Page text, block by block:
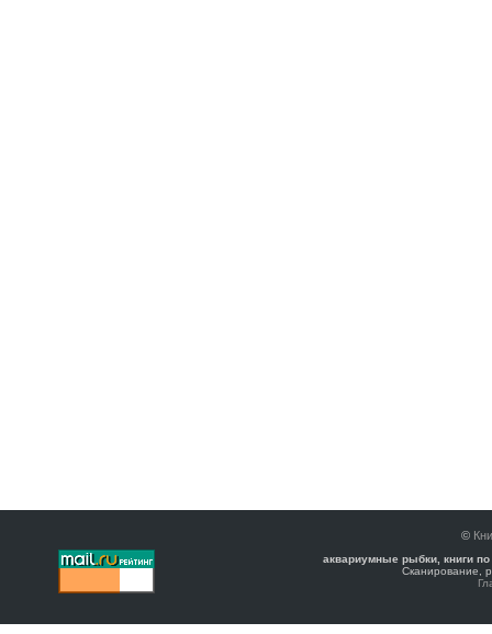
©
аквариумные рыбки, книги
Сканирование,